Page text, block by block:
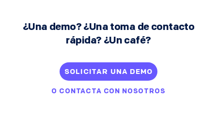
¿Una demo? ¿Una toma de contacto
rápida? ¿Un café?
SOLICITAR UNA DEMO
O CONTACTA CON NOSOTROS